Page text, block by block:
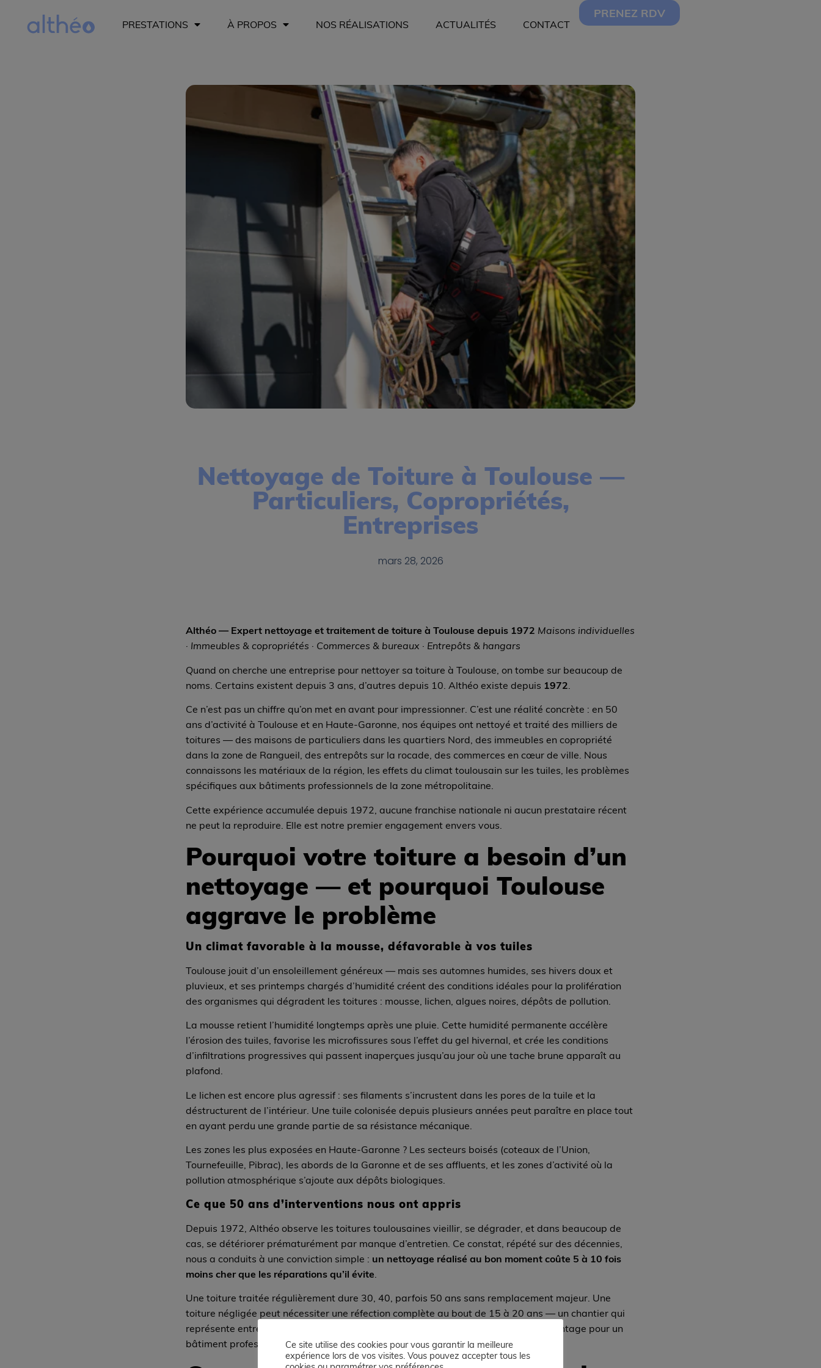
PRESTATIONS À PROPOS NOS RÉALISATIONS ACTUALITÉS CONTACT
PRENEZ RDV
Nettoyage de Toiture à Toulouse —
Particuliers, Copropriétés,
Entreprises
mars 28, 2026
Althéo — Expert nettoyage et traitement de toiture à Toulouse depuis 1972 Maisons individuelles
· Immeubles & copropriétés · Commerces & bureaux · Entrepôts & hangars
Quand on cherche une entreprise pour nettoyer sa toiture à Toulouse, on tombe sur beaucoup de
noms. Certains existent depuis 3 ans, d’autres depuis 10. Althéo existe depuis 1972
Ce n’est pas un chiffre qu’on met en avant pour impressionner. C’est une réalité concrète : en 50
ans d’activité à Toulouse et en Haute-Garonne, nos équipes ont nettoyé et traité des milliers de
toitures — des maisons de particuliers dans les quartiers Nord, des immeubles en copropriété
dans la zone de Rangueil, des entrepôts sur la rocade, des commerces en cœur de ville. Nous
connaissons les matériaux de la région, les effets du climat toulousain sur les tuiles, les problèmes
spécifiques aux bâtiments professionnels de la zone métropolitaine.
Cette expérience accumulée depuis 1972, aucune franchise nationale ni aucun prestataire récent
ne peut la reproduire. Elle est notre premier engagement envers vous.
Pourquoi votre toiture a besoin d’un
nettoyage — et pourquoi Toulouse
aggrave le problème
Un climat favorable à la mousse, défavorable à vos tuiles
Toulouse jouit d’un ensoleillement généreux — mais ses automnes humides, ses hivers doux et
pluvieux, et ses printemps chargés d’humidité créent des conditions idéales pour la prolifération
des organismes qui dégradent les toitures : mousse, lichen, algues noires, dépôts de pollution.
La mousse retient l’humidité longtemps après une pluie. Cette humidité permanente accélère
l’érosion des tuiles, favorise les microfissures sous l’effet du gel hivernal, et crée les conditions
d’infiltrations progressives qui passent inaperçues jusqu’au jour où une tache brune apparaît au
plafond.
Le lichen est encore plus agressif : ses filaments s’incrustent dans les pores de la tuile et la
déstructurent de l’intérieur. Une tuile colonisée depuis plusieurs années peut paraître en place tout
en ayant perdu une grande partie de sa résistance mécanique.
Les zones les plus exposées en Haute-Garonne ? Les secteurs boisés (coteaux de l’Union,
Tournefeuille, Pibrac), les abords de la Garonne et de ses affluents, et les zones d’activité où la
pollution atmosphérique s’ajoute aux dépôts biologiques.
Ce que 50 ans d’interventions nous ont appris
Depuis 1972, Althéo observe les toitures toulousaines vieillir, se dégrader, et dans beaucoup de
cas, se détériorer prématurément par manque d’entretien. Ce constat, répété sur des décennies,
nous a conduits à une conviction simple : un nettoyage réalisé au bon moment coûte 5 à 10 fois
moins cher que les réparations qu’il évite
Une toiture traitée régulièrement dure 30, 40, parfois 50 ans sans remplacement majeur. Une
toiture négligée peut nécessiter une réfection complète au bout de 15 à 20 ans — un chantier qui
représente entre 8 000 et 30 000 euros pour une maison individuelle, et bien davantage pour un
bâtiment professionnel.Ce site utilise des cookies pour vous garantir la meilleure
expérience lors de vos visites. Vous pouvez accepter tous les